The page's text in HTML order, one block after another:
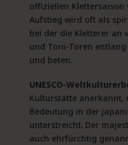
offiziellen Klettersaison
Aufstieg wird oft als
bei der die Kletterer an
und Torii-Toren entlang
und beten.
UNESCO-
Kulturstätte anerkannt,
Bedeutung in der
unterstreicht. Der
auch ehrfürchtig